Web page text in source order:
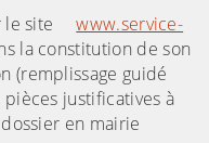
le site
www.service-
la constitution de son
(remplissage guidé
justificatives à
en mairie